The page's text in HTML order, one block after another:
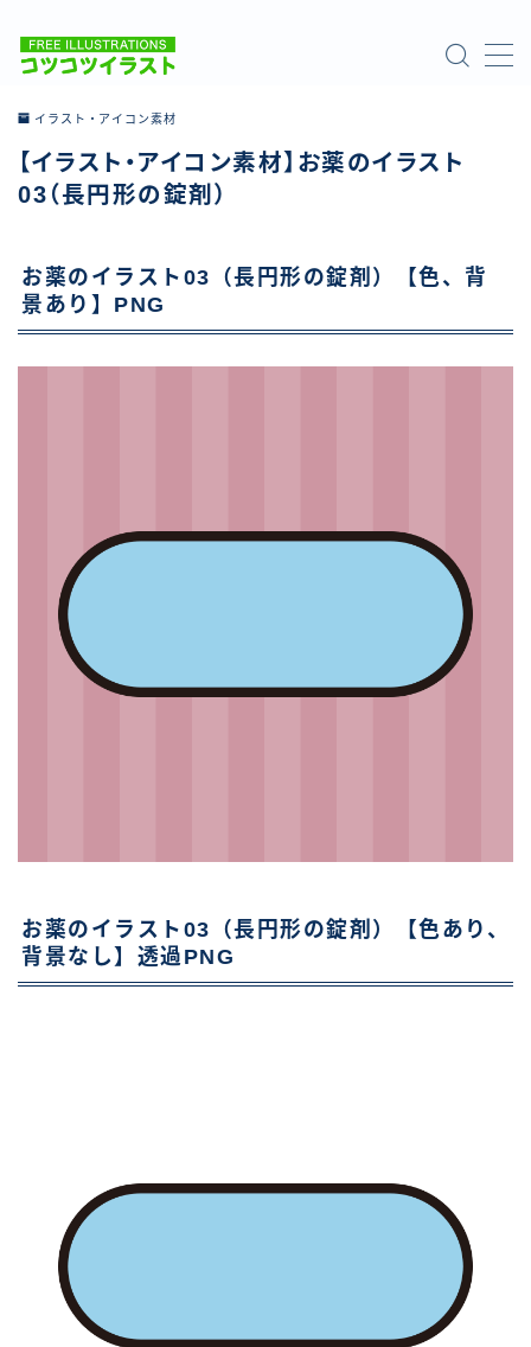
ホーム
お問い合わせ
イラスト・アイコン素材
【イラスト・アイコン素材】お薬のイラスト
03（長円形の錠剤）
お薬のイラスト03（長円形の錠剤）【色、背
景あり】PNG
お薬のイラスト03（長円形の錠剤）【色あり、
背景なし】透過PNG